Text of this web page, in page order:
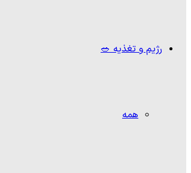
رژیم و تغذیه 🥗
همه